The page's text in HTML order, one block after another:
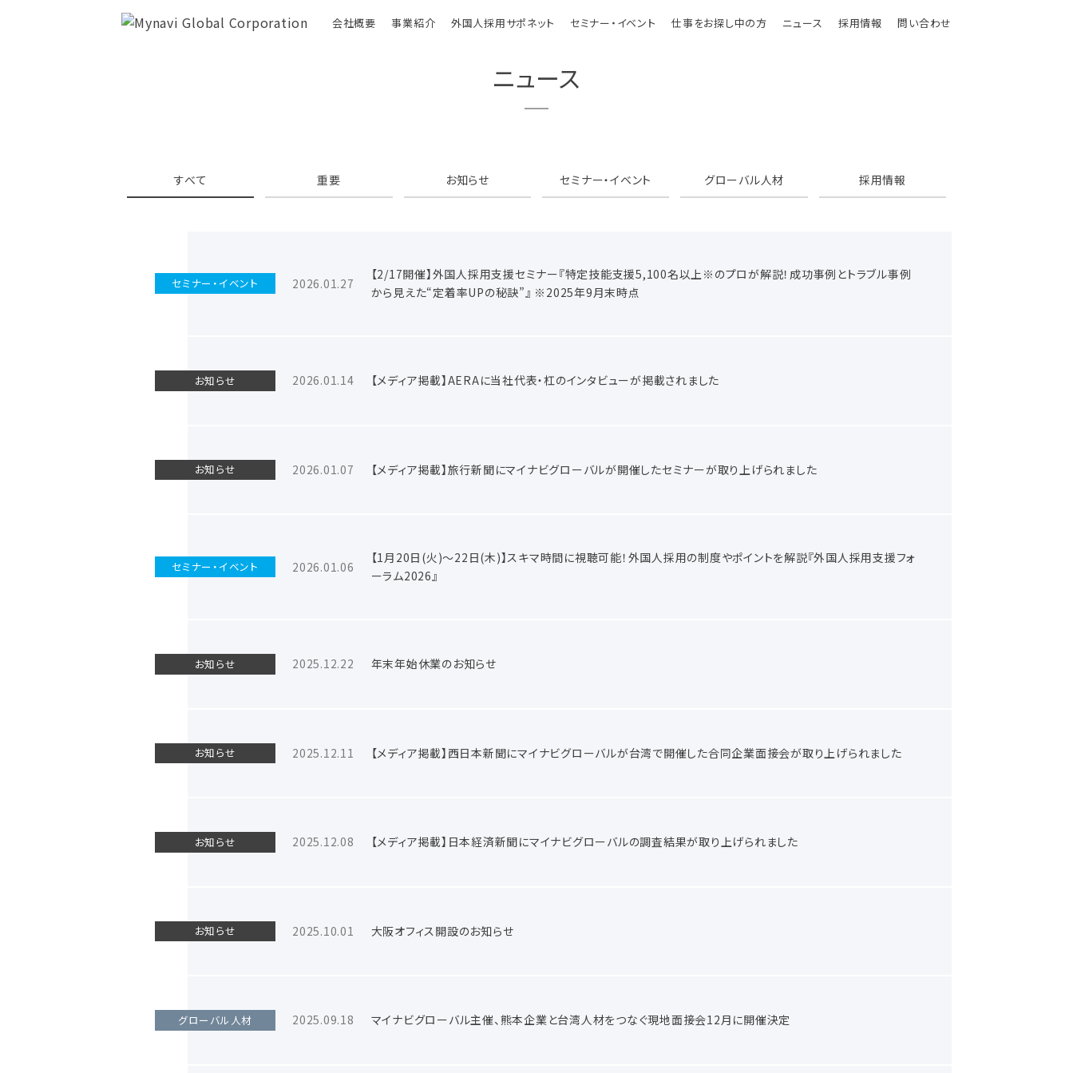
会社概要 事業紹介 外国人採用サポネット セミナー・イベント 仕事をお探し中の方 ニュース 採用情報 問い合わせ
ニュース
すべて 重要 お知らせ セミナー・イベント グローバル人材 採用情報
セミナー・イベント 2026.01.27
【2/17開催】外国人採用支援セミナー『特定技能支援5,100名以上※のプロが解説！成功事例とトラブル事例
から見えた“定着率UPの秘訣”』 ※2025年9月末時点
お知らせ 2026.01.14 【メディア掲載】AERAに当社代表・杠のインタビューが掲載されました
お知らせ 2026.01.07 【メディア掲載】旅行新聞にマイナビグローバルが開催したセミナーが取り上げられました
セミナー・イベント 2026.01.06
【1月20日(火)～22日(木)】スキマ時間に視聴可能！外国人採用の制度やポイントを解説『外国人採用支援フォ
ーラム2026』
お知らせ 2025.12.22 年末年始休業のお知らせ
お知らせ 2025.12.11 【メディア掲載】西日本新聞にマイナビグローバルが台湾で開催した合同企業面接会が取り上げられました
お知らせ 2025.12.08 【メディア掲載】日本経済新聞にマイナビグローバルの調査結果が取り上げられました
お知らせ 2025.10.01 大阪オフィス開設のお知らせ
グローバル人材 2025.09.18 マイナビグローバル主催、熊本企業と台湾人材をつなぐ現地面接会12月に開催決定